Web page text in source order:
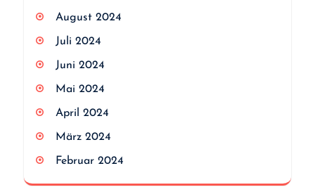
August 2024
Juli 2024
Juni 2024
Mai 2024
April 2024
März 2024
Februar 2024